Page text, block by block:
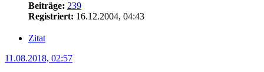
Beiträge: 239
Registriert: 16.12.2004, 04:43
Zitat
11.08.2018, 02:57